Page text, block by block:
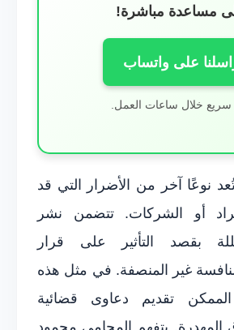
مساعدة مباشرة!
على واتساب
سريع خلال ساعات العمل.
تُعد نوعًا آخر من الأضرار التي قد
أو الشركات. تتضمن نشر
بقصد التأثير على قرار
غير المنصفة. في مثل هذه
تقديم دعاوى قضائية
المهدرة. يتفهم المحامي محمود